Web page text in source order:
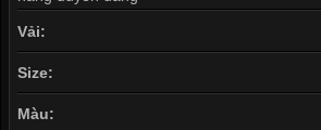
Vải:
Size:
Màu: